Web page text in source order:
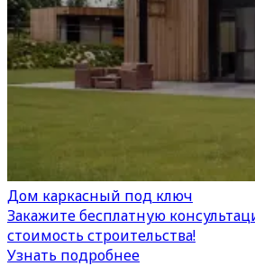
Дом каркасный под ключ
Закажите бесплатную
стоимость строительства!
Узнать подробнее